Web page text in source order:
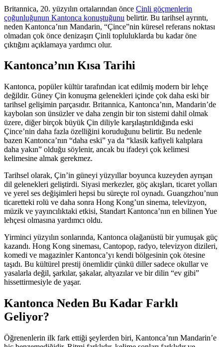
Britannica, 20. yüzyılın ortalarından önce Çinli göçmenlerin
çoğunluğunun Kantonca konuştuğunu belirtir. Bu tarihsel ayrıntı,
neden Kantonca’nın Mandarin, “Çince”nin küresel referans noktası
olmadan çok önce denizaşırı Çinli topluluklarda bu kadar öne
çıktığını açıklamaya yardımcı olur.
Kantonca’nın Kısa Tarihi
Kantonca, popüler kültür tarafından icat edilmiş modern bir lehçe
değildir. Güney Çin konuşma gelenekleri içinde çok daha eski bir
tarihsel gelişimin parçasıdır. Britannica, Kantonca’nın, Mandarin’de
kaybolan son ünsüzler ve daha zengin bir ton sistemi dahil olmak
üzere, diğer birçok büyük Çin diliyle karşılaştırıldığında eski
Çince’nin daha fazla özelliğini koruduğunu belirtir. Bu nedenle
bazen Kantonca’nın “daha eski” ya da “klasik kafiyeli kalıplara
daha yakın” olduğu söylenir, ancak bu ifadeyi çok kelimesi
kelimesine almak gerekmez.
Tarihsel olarak, Çin’in güneyi yüzyıllar boyunca kuzeyden ayrışan
dil gelenekleri geliştirdi. Siyasi merkezler, göç akışları, ticaret yolları
ve yerel ses değişimleri hepsi bu süreçte rol oynadı. Guangzhou’nun
ticaretteki rolü ve daha sonra Hong Kong’un sinema, televizyon,
müzik ve yayıncılıktaki etkisi, Standart Kantonca’nın en bilinen Yue
lehçesi olmasına yardımcı oldu.
Yirminci yüzyılın sonlarında, Kantonca olağanüstü bir yumuşak güç
kazandı. Hong Kong sineması, Cantopop, radyo, televizyon dizileri,
komedi ve magazinler Kantonca’yı kendi bölgesinin çok ötesine
taşıdı. Bu kültürel prestij önemlidir çünkü diller sadece okullar ve
yasalarla değil, şarkılar, şakalar, altyazılar ve bir dilin “ev gibi”
hissettirmesiyle de yaşar.
Kantonca Neden Bu Kadar Farklı
Geliyor?
Öğrenenlerin ilk fark ettiği şeylerden biri, Kantonca’nın Mandarin’e